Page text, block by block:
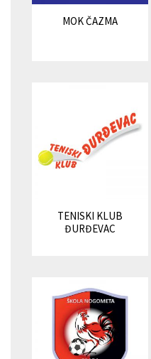
MOK ČAZMA
TENISKI KLUB
ĐURĐEVAC